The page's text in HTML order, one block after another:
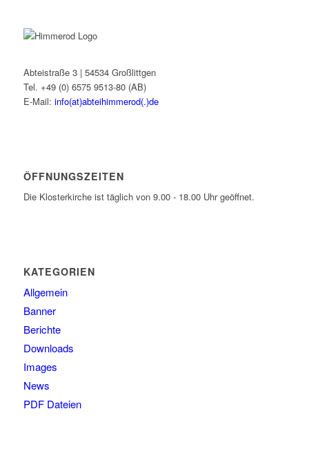
Abteistraße 3 | 54534 Großlittgen
Tel. +49 (0) 6575 9513-80 (AB)
E-Mail: info(at)abteihimmerod(.)de
ÖFFNUNGSZEITEN
Die Klosterkirche ist täglich von 9.00 - 18.00 Uhr geöffnet.
KATEGORIEN
Allgemein
Banner
Berichte
Downloads
Images
News
PDF Dateien